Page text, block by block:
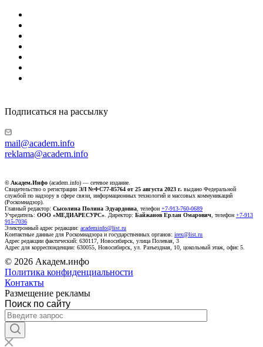
Подписаться на рассылку
mail@academ.info
reklama@academ.info
© Академ.Инфо (academ.info) — сетевое издание.
Свидетельство о регистрации ЭЛ №ФС77-85764 от 25 августа 2023 г. выдано Федеральной
службой по надзору в сфере связи, информационных технологий и массовых коммуникаций
(Роскомнадзор).
Главный редактор: Сысолина Полина Эдуардовна , телефон +7-913-760-0689
Учредитель: ООО «МЕДИАРЕСУРС» . Директор: Байжанов Ерлан Омарович , телефон +7-913
915-7036
Электронный адрес редакции: academinfo@list.ru
Контактные данные для Роскомнадзора и государственных органов: irex@list.ru
Адрес редакции фактический: 630117, Новосибирск, улица Полевая, 3
Адрес для корреспонденции: 630055, Новосибирск, ул. Разъездная, 10, цокольный этаж, офис 5.
© 2026 Академ.инфо
Политика конфиденциальности
Контакты
Размещение рекламы
Поиск по сайту